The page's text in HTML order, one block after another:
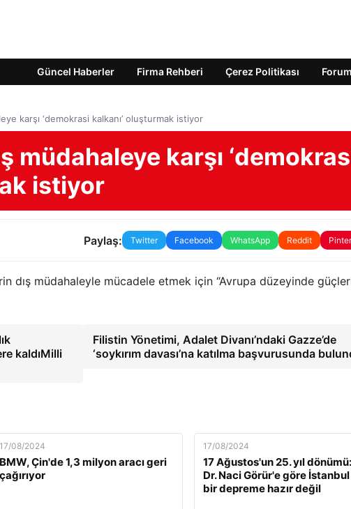
Güncel Haberler Firma Rehberi Çerez Politikası Forum
karşı ‘demokrasi kalkanı’ oluşturmak istiyor
müdahaleye karşı
istiyor
Paylaş: Twitter Facebook WhatsApp Reddit
dış müdahaleyle mücadele etmek için “Avrupa düzeyinde
kaldıMilli
Filistin Yönetimi, Adalet Divanı’ndaki Gazze’de
‘soykırım davası’na katılma başvurusunda
17/08/2024
BMW, Çin'de 1,3 milyon aracı geri
çağırıyor
17/08/2024
17 Ağustos'un 25. yıl
Dr. Naci Görür'e göre
bir depreme hazır değil